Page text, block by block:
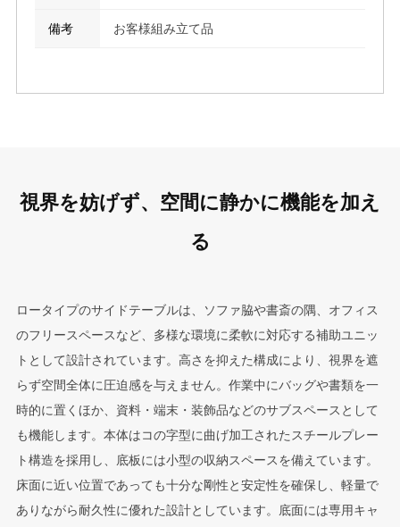
備考 お客様組み立て品
視界を妨げず、空間に静かに機能を加え
る
ロータイプのサイドテーブルは、ソファ脇や書斎の隅、オフィス
のフリースペースなど、多様な環境に柔軟に対応する補助ユニッ
トとして設計されています。高さを抑えた構成により、視界を遮
らず空間全体に圧迫感を与えません。作業中にバッグや書類を一
時的に置くほか、資料・端末・装飾品などのサブスペースとして
も機能します。本体はコの字型に曲げ加工されたスチールプレー
ト構造を採用し、底板には小型の収納スペースを備えています。
床面に近い位置であっても十分な剛性と安定性を確保し、軽量で
ありながら耐久性に優れた設計としています。底面には専用キャ